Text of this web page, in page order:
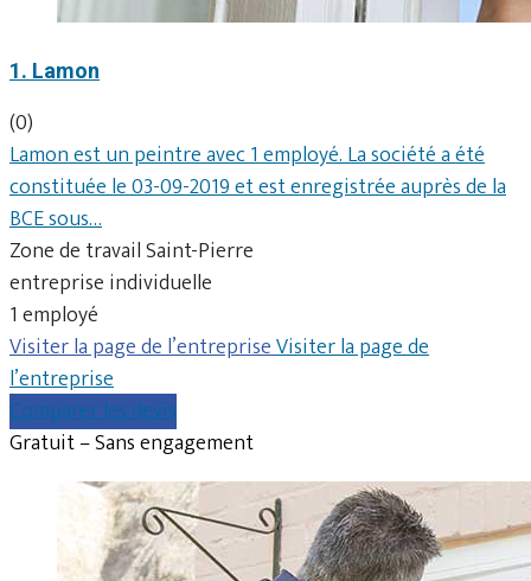
1. Lamon
(0)
Lamon est un peintre avec 1 employé. La société a été
constituée le 03-09-2019 et est enregistrée auprès de la
BCE sous…
Zone de travail Saint-Pierre
entreprise individuelle
1 employé
Visiter la page de l’entrepriseVisiter la page de
l’entreprise
Comparer les devis
Gratuit – Sans engagement